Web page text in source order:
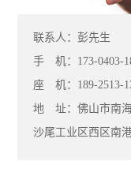
联系人：彭先生
手 机：173-0403-
座 机：189-2513-
地 址：佛山市南
沙尾工业区西区南